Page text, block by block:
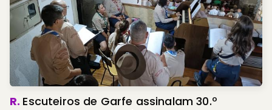
R. Escuteiros de Garfe assinalam 30.º